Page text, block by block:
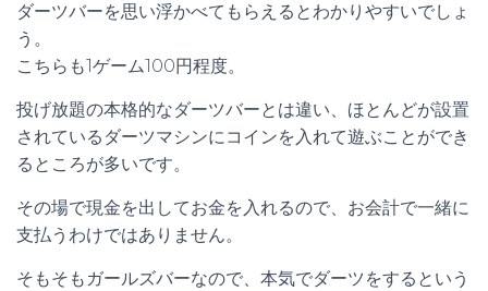
ダーツバーを思い浮かべてもらえるとわかりやすいでしょ
う。
こちらも1ゲーム100円程度。
投げ放題の本格的なダーツバーとは違い、ほとんどが設置
されているダーツマシンにコインを入れて遊ぶことができ
るところが多いです。
その場で現金を出してお金を入れるので、お会計で一緒に
支払うわけではありません。
そもそもガールズバーなので、本気でダーツをするという